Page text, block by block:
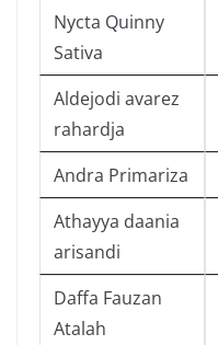
Nycta Quinny
Sativa
Aldejodi avarez
rahardja
Andra Primariza
Athayya daania
arisandi
Daffa Fauzan
Atalah